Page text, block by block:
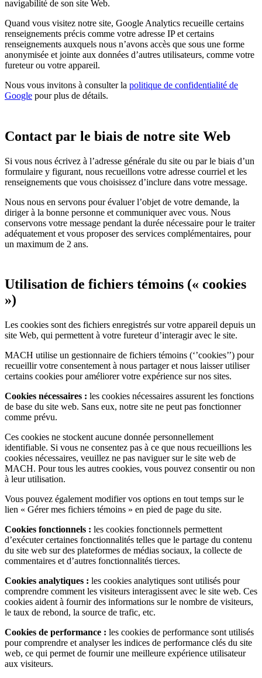
navigabilité de son site Web.
Quand vous visitez notre site, Google Analytics recueille certains
renseignements précis comme votre adresse IP et certains
renseignements auxquels nous n’avons accès que sous une forme
anonymisée et jointe aux données d’autres utilisateurs, comme votre
fureteur ou votre appareil.
Nous vous invitons à consulter la politique de confidentialité de
Google pour plus de détails.
Contact par le biais de notre site Web
Si vous nous écrivez à l’adresse générale du site ou par le biais d’un
formulaire y figurant, nous recueillons votre adresse courriel et les
renseignements que vous choisissez d’inclure dans votre message.
Nous nous en servons pour évaluer l’objet de votre demande, la
diriger à la bonne personne et communiquer avec vous. Nous
conservons votre message pendant la durée nécessaire pour le traiter
adéquatement et vous proposer des services complémentaires, pour
un maximum de 2 ans.
Utilisation de fichiers témoins (« cookies
»)
Les cookies sont des fichiers enregistrés sur votre appareil depuis un
site Web, qui permettent à votre fureteur d’interagir avec le site.
MACH utilise un gestionnaire de fichiers témoins (‘’cookies’’) pour
recueillir votre consentement à nous partager et nous laisser utiliser
certains cookies pour améliorer votre expérience sur nos sites.
Cookies nécessaires : les cookies nécessaires assurent les fonctions
de base du site web. Sans eux, notre site ne peut pas fonctionner
comme prévu.
Ces cookies ne stockent aucune donnée personnellement
identifiable. Si vous ne consentez pas à ce que nous recueillions les
cookies nécessaires, veuillez ne pas naviguer sur le site web de
MACH. Pour tous les autres cookies, vous pouvez consentir ou non
à leur utilisation.
Vous pouvez également modifier vos options en tout temps sur le
lien « Gérer mes fichiers témoins » en pied de page du site.
Cookies fonctionnels : les cookies fonctionnels permettent
d’exécuter certaines fonctionnalités telles que le partage du contenu
du site web sur des plateformes de médias sociaux, la collecte de
commentaires et d’autres fonctionnalités tierces.
Cookies analytiques : les cookies analytiques sont utilisés pour
comprendre comment les visiteurs interagissent avec le site web. Ces
cookies aident à fournir des informations sur le nombre de visiteurs,
le taux de rebond, la source de trafic, etc.
Cookies de performance : les cookies de performance sont utilisés
pour comprendre et analyser les indices de performance clés du site
web, ce qui permet de fournir une meilleure expérience utilisateur
aux visiteurs.